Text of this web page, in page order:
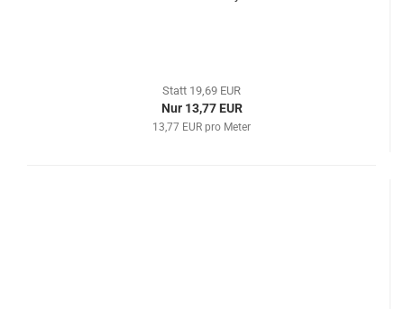
Statt 19,69 EUR
Nur 13,77 EUR
13,77 EUR pro Meter